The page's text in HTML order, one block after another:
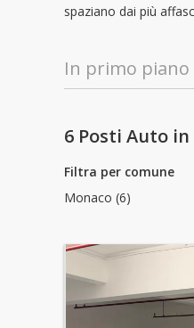
spaziano dai più
In primo piano
6 Posti Auto
Filtra per comune
Monaco (6)